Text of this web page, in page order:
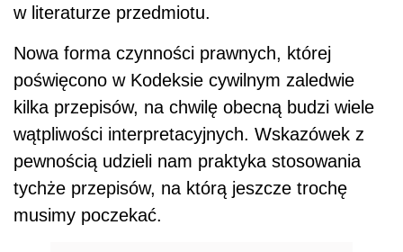
w literaturze przedmiotu.
Nowa forma czynności prawnych, której
poświęcono w Kodeksie cywilnym zaledwie
kilka przepisów, na chwilę obecną budzi wiele
wątpliwości interpretacyjnych. Wskazówek z
pewnością udzieli nam praktyka stosowania
tychże przepisów, na którą jeszcze trochę
musimy poczekać.